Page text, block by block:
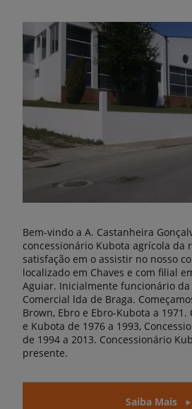
Bem-vindo a A. Castanheira
concessionário Kubota agrícola da
satisfação em o assistir no nosso
localizado em Chaves e com filial
Aguiar. Inicialmente funcionário da
Comercial lda de Braga.
Brown, Ebro e Ebro-Kubota a 1971.
e Kubota de 1976 a 1993,
de 1994 a 2013. Concessionário
presente.
Saiba Mais